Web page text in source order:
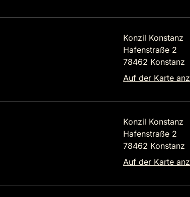
Konzil Konstanz
Hafenstraße 2
78462 Konstanz
Auf der Karte
Konzil Konstanz
Hafenstraße 2
78462 Konstanz
Auf der Karte